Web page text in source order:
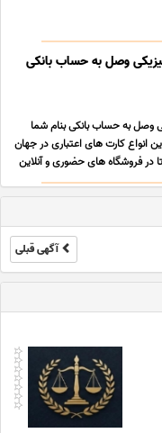
فیزیکی وصل به حساب بانکی
وصل به حساب بانکی بنام شما
انواع کارت های اعتباری در جهان
در فروشگاه های حضوری و آنلاین
های امنیتی پیشرفته مانند
آگهی قبلی